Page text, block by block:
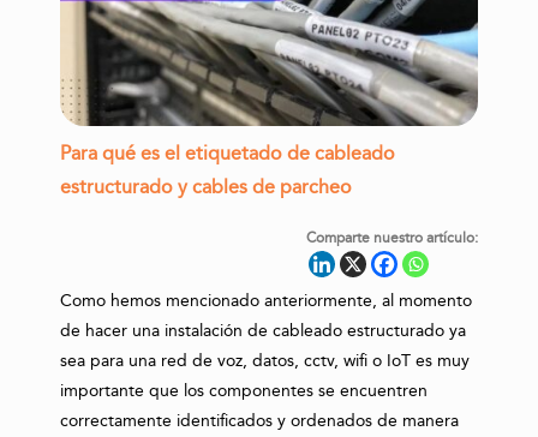
Para qué es el etiquetado de cableado
estructurado y cables de parcheo
Comparte nuestro artículo:
Como hemos mencionado anteriormente, al momento
de hacer una instalación de cableado estructurado ya
sea para una red de voz, datos, cctv, wifi o IoT es muy
importante que los componentes se encuentren
correctamente identificados y ordenados de manera